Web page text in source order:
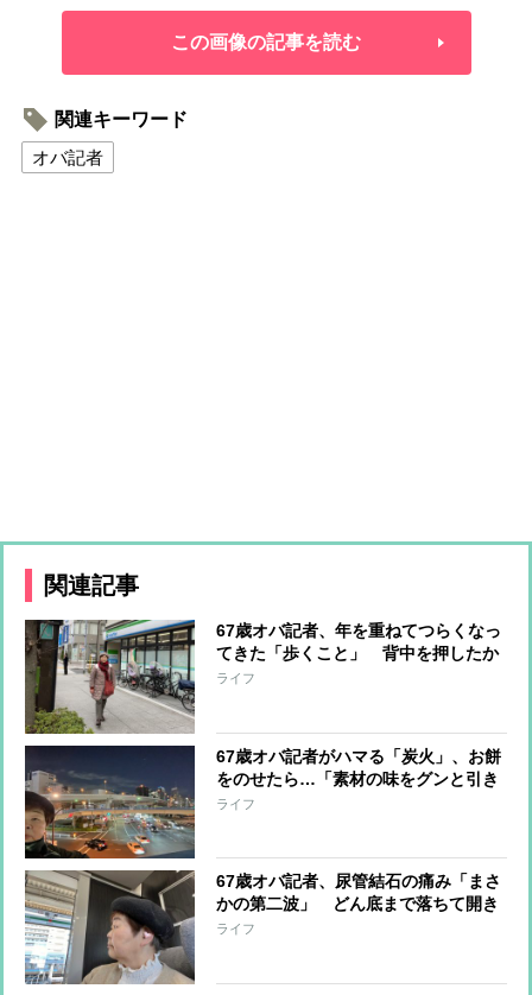
この画像の記事を読む
関連キーワード
オバ記者
関連記事
67歳オバ記者、年を重ねてつらくなっ
てきた「歩くこと」 背中を押したか
かりつけ医のひと言「息が切れたら休
ライフ
67歳オバ記者がハマる「炭火」、お餅
をのせたら…「素材の味をグンと引き
立たせるんだわ」。
ライフ
67歳オバ記者、尿管結石の痛み「まさ
かの第二波」 どん底まで落ちて開き
直る…そのあととった行動とは？
ライフ